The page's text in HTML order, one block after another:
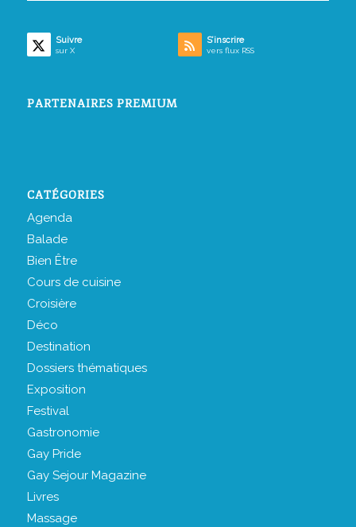
Suivre
sur X
S’inscrire
vers flux RSS
PARTENAIRES PREMIUM
CATÉGORIES
Agenda
Balade
Bien Être
Cours de cuisine
Croisière
Déco
Destination
Dossiers thématiques
Exposition
Festival
Gastronomie
Gay Pride
Gay Sejour Magazine
Livres
Massage